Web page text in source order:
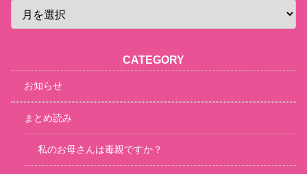
CATEGORY
お知らせ
まとめ読み
私のお母さんは毒親ですか？